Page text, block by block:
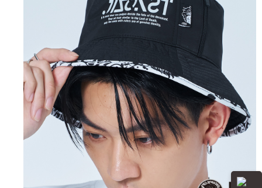
2.透過簡訊連結打開帳單後，可選擇「超商條碼／台灣大直營門市／銀行轉
帳／街口支付／iPASS MONEY」等通路繳費。
1.本服務係由「台灣大哥大股份有限公司」（以下簡稱本公司）所提供，讓
用戶於交易時，得透過本服務購買商品或服務，並由商店將買賣／分期付款
買賣價金債權讓與本公司後，依約使用本公司帳單繳交帳款。
2.基於同意付款使用「大哥付你分期」之契約關係目的，商店將以您的個人
資料（包含姓名、電話或地址）提供予台灣大哥大進項蒐集、處理及利用，
由本公司與您本人進行分期帳單所需資料之確認、核對及更正。
3.完整用戶服務條款，請詳閱以下連結：https://oppay.tw/userRule
１．於結帳方式選擇「AFTEE先享後付」後，將跳轉至「AFTEE先享後付」
結帳頁面，進行簡訊認證並確認金額後，即可完成結帳。
２．訂單成立數日內，您將收到繳費通知簡訊。
３．收到繳費通知簡訊後14天內，點擊此簡訊中的連結，可透過四大超商／
ATM／網路銀行／等多元方式進行付款，方視為交易完成。
※ 請注意：結帳手續完成當下不需立刻繳費，但若您需要取消訂單，請聯絡
購買商品的店家。未經商家同意取消之訂單仍視為有效，需透過AFTEE先享
後付繳納相關費用。
※ 交易是否成功請以「AFTEE先享後付 」之結帳頁面顯示為準，若有關於
是否繳費成功／繳費後需取消欲退款等相關疑問，請聯繫「AFTEE先享後付
客戶支援中心」
https://netprotections.freshdesk.com/support/home
【注意事項】
１．透過由恩沛科技股份有限公司提供之「AFTEE先享後付」服務完成之交
易，需依本服務之必要範圍內提供個人資料，並將交易相關給付款項請求債
權轉讓予恩沛科技股份有限公司。
２．關於個人資料處理事宜，請瀏覽以下網址：
https://aftee.tw/terms/#terms3
每筆NT$80，滿NT$888(含以上)免運費
萊爾富取貨付款
每筆NT$60，滿NT$3,000(含以上)免運費
付款後萊爾富取貨
每筆NT$60，滿NT$3,000(含以上)免運費
7-11取貨付款
每筆NT$80，滿NT$3,000(含以上)免運費
每筆NT$80，滿NT$3,000(含以上)免運費